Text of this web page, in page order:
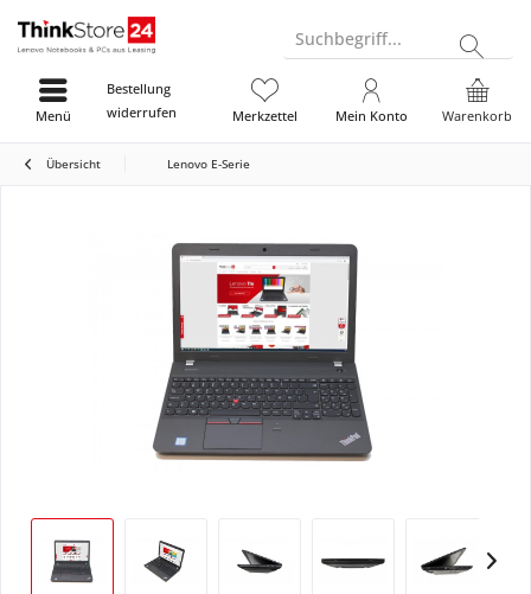
Suchbegriff...
Bestellung
widerrufen
Warenkorb
Merkzettel Mein Konto
Menü
Übersicht Lenovo E-Serie